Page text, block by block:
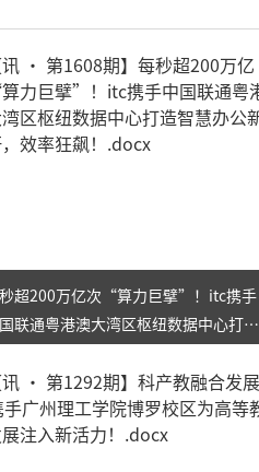
超200万亿次“算力巨擘”！itc携手
联通粤港澳大湾区枢纽数据中心打造